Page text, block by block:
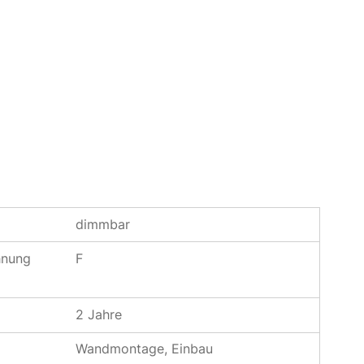
dimmbar
F
2 Jahre
Wandmontage, Einbau